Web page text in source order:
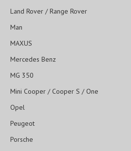
Land Rover / Range Rover
Man
MAXUS
Mercedes Benz
MG 350
Mini Cooper / Cooper S / One
Opel
Peugeot
Porsche